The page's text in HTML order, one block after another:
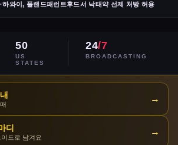
하와이, 플랜드패런트후드서 낙태약 선제 처방 허용
무즈 해협 '통제 해양 구역' 선언… 긴장 고조
국위, 2024년 선거 검토 보고서 '불완전·검증 불가' 판정
속 상승 — 임차인·주택 구매자 모두 부담 가중
레바논 휴전 연장 합의 후에도 공격 지속
50
US
STATES
24/7
BROADCASTING
→
디
드로 남겨요
→